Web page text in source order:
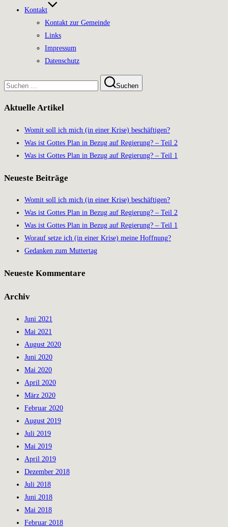
Kontakt
Kontakt zur Gemeinde
Links
Impressum
Datenschutz
Suchen
nach:
Suchen
Aktuelle Artikel
Womit soll ich mich (in einer Krise) beschäftigen?
Was ist Gottes Plan in Bezug auf Regierung? – Teil 2
Was ist Gottes Plan in Bezug auf Regierung? – Teil 1
Neueste Beiträge
Womit soll ich mich (in einer Krise) beschäftigen?
Was ist Gottes Plan in Bezug auf Regierung? – Teil 2
Was ist Gottes Plan in Bezug auf Regierung? – Teil 1
Worauf setze ich (in einer Krise) meine Hoffnung?
Gedanken zum Muttertag
Neueste Kommentare
Archiv
Juni 2021
Mai 2021
August 2020
Juni 2020
Mai 2020
April 2020
März 2020
Februar 2020
August 2019
Juli 2019
Mai 2019
April 2019
Dezember 2018
Juli 2018
Juni 2018
Mai 2018
Februar 2018